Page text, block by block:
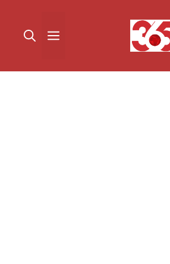
القائمة